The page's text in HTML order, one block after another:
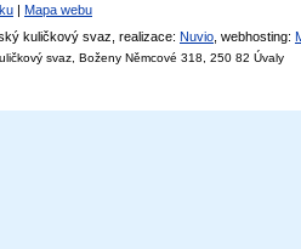
| Mapa webu
kuličkový svaz, realizace: Nuvio , webhosting:
svaz, Boženy Němcové 318, 250 82 Úvaly